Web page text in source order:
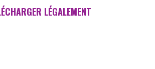
LÉGALEMENT